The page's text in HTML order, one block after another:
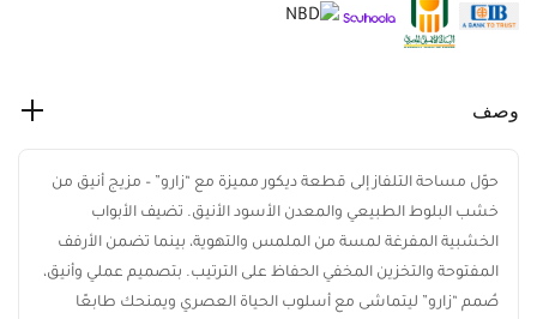
وصف
حوّل مساحة التلفاز إلى قطعة ديكور مميزة مع “زارو” – مزيج أنيق من
خشب البلوط الطبيعي والمعدن الأسود الأنيق. تضيف الأبواب
الخشبية المفرغة لمسة من الملمس والتهوية، بينما تضمن الأرفف
المفتوحة والتخزين المخفي الحفاظ على الترتيب. بتصميم عملي وأنيق،
صُمم “زارو” ليتماشى مع أسلوب الحياة العصري ويمنحك طابعًا